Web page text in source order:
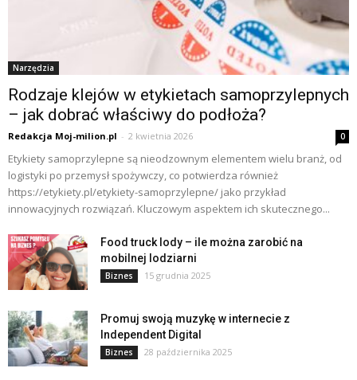
Narzędzia
Rodzaje klejów w etykietach samoprzylepnych
– jak dobrać właściwy do podłoża?
Redakcja Moj-milion.pl - 2 kwietnia 2026 0
Etykiety samoprzylepne są nieodzownym elementem wielu branż, od
logistyki po przemysł spożywczy, co potwierdza również
https://etykiety.pl/etykiety-samoprzylepne/ jako przykład
innowacyjnych rozwiązań. Kluczowym aspektem ich skutecznego...
Food truck lody – ile można zarobić na
mobilnej lodziarni
Biznes 15 grudnia 2025
Promuj swoją muzykę w internecie z
Independent Digital
Biznes 28 października 2025